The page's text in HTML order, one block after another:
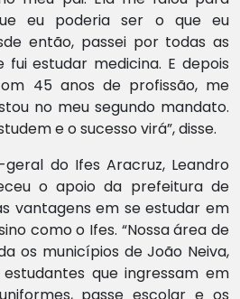
eu poderia ser o que eu
então, passei por todas as
estudar medicina. E depois
45 anos de profissão, me
no meu segundo mandato.
e o sucesso virá”, disse.
do Ifes Aracruz, Leandro
o apoio da prefeitura de
vantagens em se estudar em
como o Ifes. “Nossa área de
os municípios de João Neiva,
que ingressam em
passe escolar e os